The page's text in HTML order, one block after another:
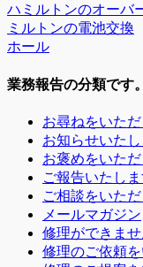
ハミルトンのオーバ
ミルトンの電池交換
ホール
業務報告の分類です。
お尋ねをいただ
お知らせいたし
お褒めをいただ
ご報告いたしま
ご相談をいただ
メールマガジン
修理ができませ
修理のご依頼を